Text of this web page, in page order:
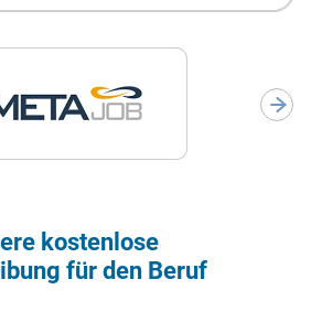
kostenlose
für den Beruf